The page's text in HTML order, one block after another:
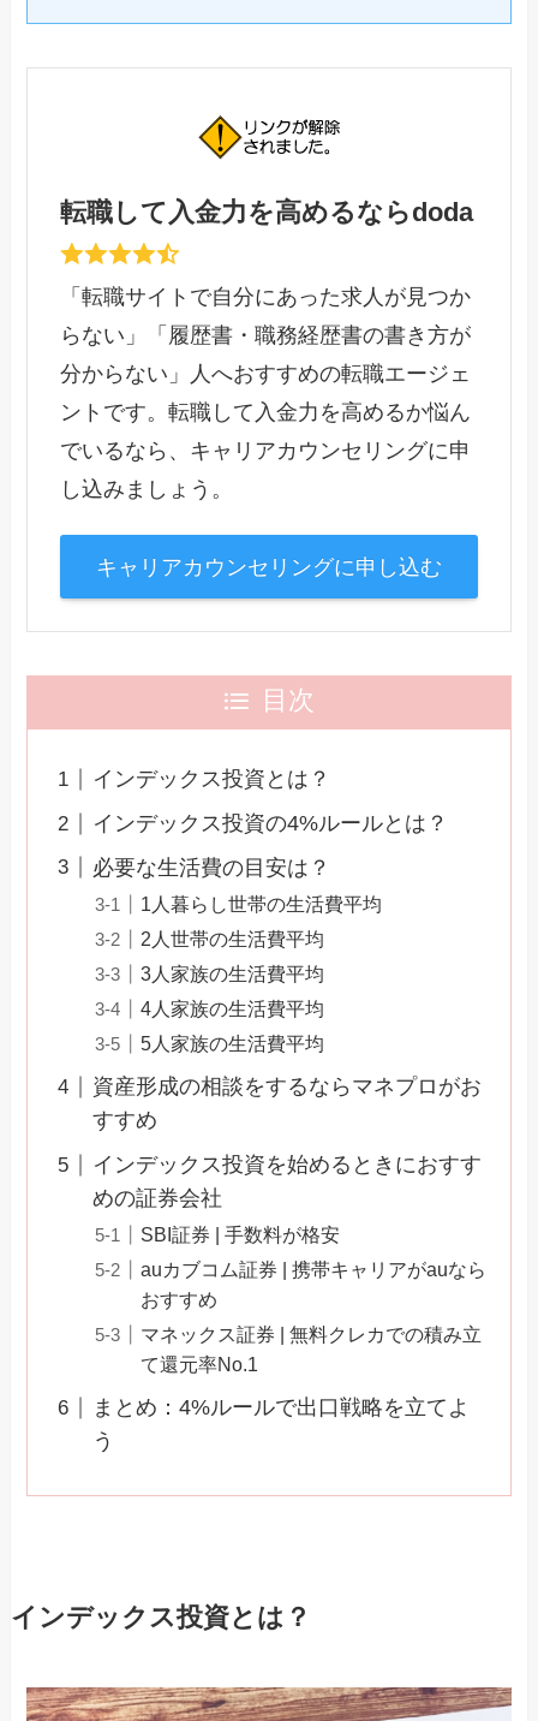
転職して入金力を高めるならdoda
「転職サイトで自分にあった求人が見つか
らない」「履歴書・職務経歴書の書き方が
分からない」人へおすすめの転職エージェ
ントです。転職して入金力を高めるか悩ん
でいるなら、キャリアカウンセリングに申
し込みましょう。
キャリアカウンセリングに申し込む
目次
インデックス投資とは？
インデックス投資の4%ルールとは？
必要な生活費の目安は？
1人暮らし世帯の生活費平均
2人世帯の生活費平均
3人家族の生活費平均
4人家族の生活費平均
5人家族の生活費平均
資産形成の相談をするならマネプロがお
すすめ
インデックス投資を始めるときにおすす
めの証券会社
SBI証券 | 手数料が格安
auカブコム証券 | 携帯キャリアがauなら
おすすめ
マネックス証券 | 無料クレカでの積み立
て還元率No.1
まとめ：4%ルールで出口戦略を立てよ
う
インデックス投資とは？